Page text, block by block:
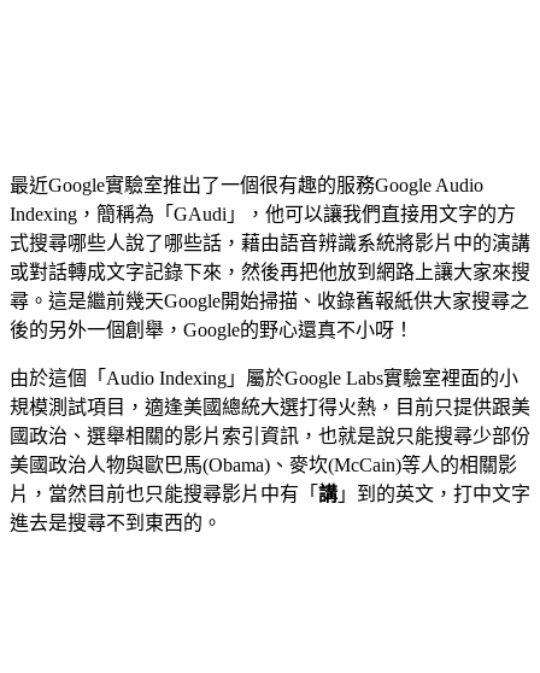
最近Google實驗室推出了一個很有趣的服務Google Audio
Indexing，簡稱為「GAudi」，他可以讓我們直接用文字的方
式搜尋哪些人說了哪些話，藉由語音辨識系統將影片中的演講
或對話轉成文字記錄下來，然後再把他放到網路上讓大家來搜
尋。這是繼前幾天Google開始掃描、收錄舊報紙供大家搜尋之
後的另外一個創舉，Google的野心還真不小呀！
由於這個「Audio Indexing」屬於Google Labs實驗室裡面的小
規模測試項目，適逢美國總統大選打得火熱，目前只提供跟美
國政治、選舉相關的影片索引資訊，也就是說只能搜尋少部份
美國政治人物與歐巴馬(Obama)、麥坎(McCain)等人的相關影
片，當然目前也只能搜尋影片中有「 講 」到的英文，打中文字
進去是搜尋不到東西的。